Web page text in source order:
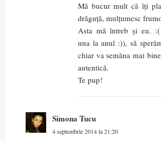
Mă bucur mult că îți
drăguță, mulțumesc
Asta mă întreb și eu.
una la anul :)), să
chiar va semăna mai
autentică.
Te pup!
Simona Tucu
4 septembrie 2014 la 21:20